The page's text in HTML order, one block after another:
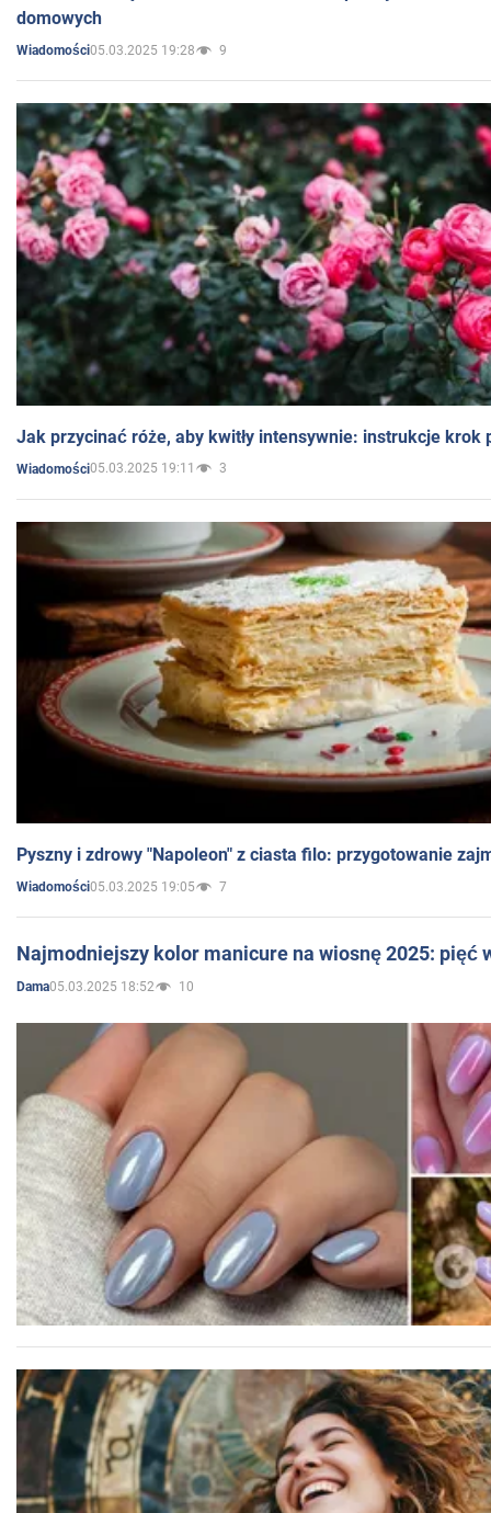
domowych
Wiadomości05.03.2025 19:28 9
Jak przycinać róże, aby kwitły intensywnie: instrukcje krok
Wiadomości05.03.2025 19:11 3
Pyszny i zdrowy "Napoleon" z ciasta filo: przygotowanie
Wiadomości05.03.2025 19:05 7
Najmodniejszy kolor manicure na wiosnę 2025: pięć
Dama05.03.2025 18:52 10